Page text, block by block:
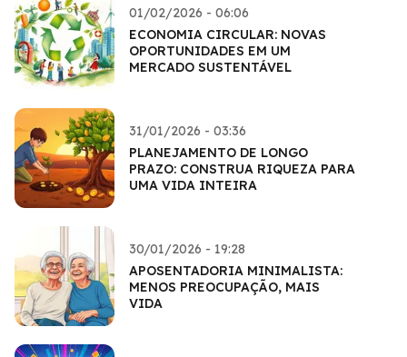
01/02/2026 - 06:06
ECONOMIA CIRCULAR: NOVAS
OPORTUNIDADES EM UM
MERCADO SUSTENTÁVEL
31/01/2026 - 03:36
PLANEJAMENTO DE LONGO
PRAZO: CONSTRUA RIQUEZA PARA
UMA VIDA INTEIRA
30/01/2026 - 19:28
APOSENTADORIA MINIMALISTA:
MENOS PREOCUPAÇÃO, MAIS
VIDA